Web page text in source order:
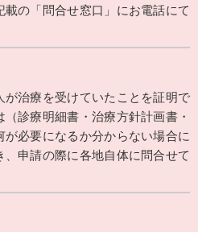
の「問合せ窓口」にお電話にて
治療を受けていたことを証明で
診療明細書・治療方針計画書・
必要になるか分からない場合に
申請の際に各地自体に問合せて